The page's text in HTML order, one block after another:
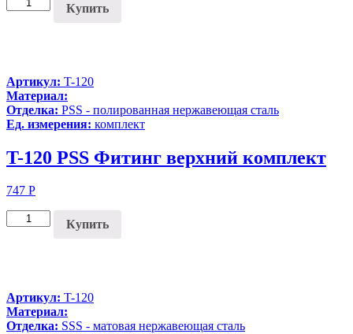
Купить
Артикул: T-120
Материал:
Отделка: PSS - полированная нержавеющая сталь
Ед. измерения: комплект
T-120 PSS Фитинг верхний комплект
747 Р
Купить
Артикул: T-120
Материал:
Отделка: SSS - матовая нержавеющая сталь